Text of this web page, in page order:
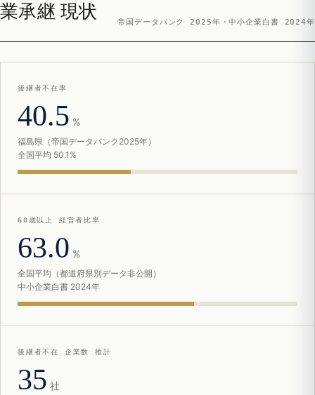
業承継 現状
帝国データバンク 2025年・中小企業白書 2024年
後継者不在率
40.5 %
福島県（帝国データバンク2025年）
全国平均 50.1%
60歳以上 経営者比率
63.0 %
全国平均（都道府県別データ非公開）
中小企業白書 2024年
後継者不在 企業数 推計
35 社